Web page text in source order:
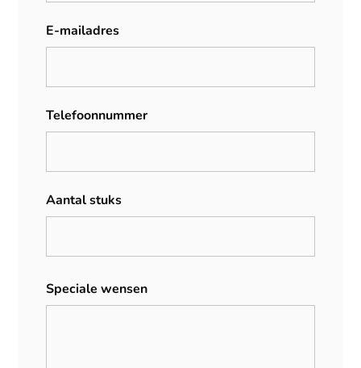
E-mailadres
Telefoonnummer
Aantal stuks
Speciale wensen